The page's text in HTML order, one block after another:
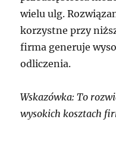
wielu ulg.
korzystne przy
firma generuje
odliczenia.
Wskazówka: To
wysokich kosztach